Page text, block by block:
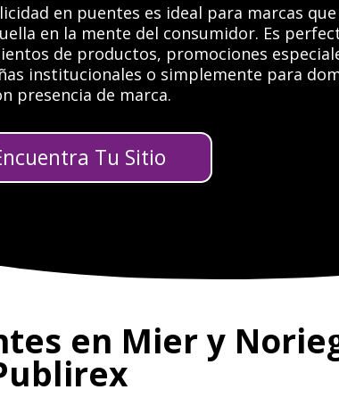
en puentes es ideal para marcas
en la mente del consumidor. Es
de productos, promociones
institucionales o simplemente para
presencia de marca.
Tu Sitio
en Mier y